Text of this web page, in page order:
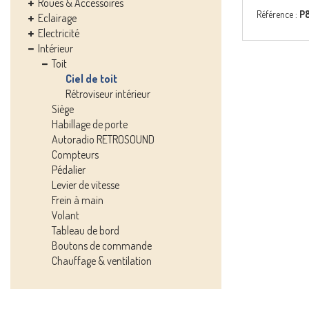
Roues & Accessoires
Eclairage
Electricité
Intérieur
Toit
Ciel de toit
Rétroviseur intérieur
Siège
Habillage de porte
Autoradio RETROSOUND
Compteurs
Pédalier
Levier de vitesse
Frein à main
Volant
Tableau de bord
Boutons de commande
Chauffage & ventilation
Référence :